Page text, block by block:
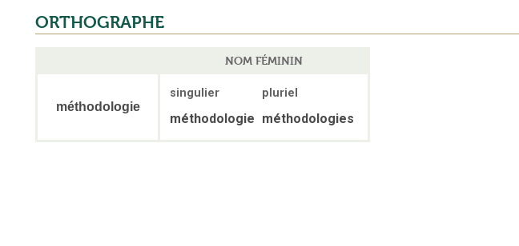
ORTHOGRAPHE
NOM FÉMININ
méthodologie
singulier pluriel
méthodologie méthodologies